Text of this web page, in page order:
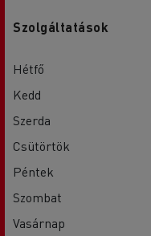
Szolgáltatások
Hétfő
Kedd
Szerda
Csütörtök
Péntek
Szombat
Vasárnap